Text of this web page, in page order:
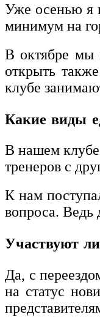
Уже осенью я
минимум на
В октябре мы
открыть
клубе
Какие виды
В нашем клубе
тренеров с
К нам
вопроса. Ведь
Участвуют
Да, с
на статус